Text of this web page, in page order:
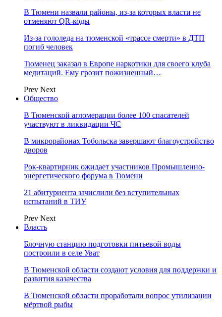
В Тюмени назвали районы, из-за которых власти не
отменяют QR-коды
Из-за гололеда на тюменской «трассе смерти» в ДТП
погиб человек
Тюменец заказал в Европе наркотики для своего клуба
медитаций. Ему грозит пожизненный…
Prev Next
Общество
В Тюменской агломерации более 100 спасателей
участвуют в ликвидации ЧС
В микрорайонах Тобольска завершают благоустройство
дворов
Рок-квартирник ожидает участников Промышленно-
энергетического форума в Тюмени
21 абитуриента зачислили без вступительных
испытаний в ТИУ
Prev Next
Власть
Блочную станцию подготовки питьевой воды
построили в селе Уват
В Тюменской области создают условия для поддержки и
развития казачества
В Тюменской области проработали вопрос утилизации
мёртвой рыбы